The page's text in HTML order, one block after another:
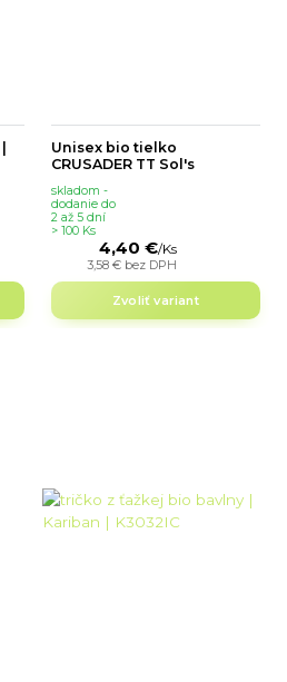
Unisex bio tielko
CRUSADER TT Sol's
4,40 €/Ks
3,58 € bez DPH
skladom -
dodanie do
2 až 5 dní
> 100 Ks
Zvoliť variant